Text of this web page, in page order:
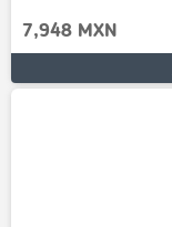
7,948 MXN